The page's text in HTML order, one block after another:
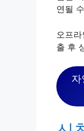
연될
오프
출 후